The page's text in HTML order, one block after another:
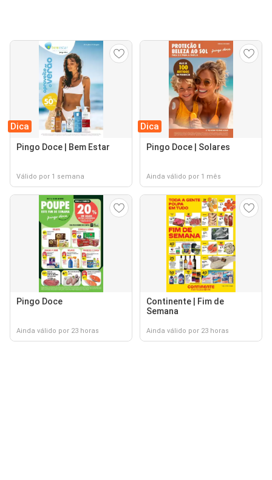
Dica
Pingo Doce | Bem Estar
Válido por 1 semana
Dica
Pingo Doce | Solares
Ainda válido por 1 mês
Pingo Doce
Ainda válido por 23 horas
Continente | Fim de
Semana
Ainda válido por 23 horas